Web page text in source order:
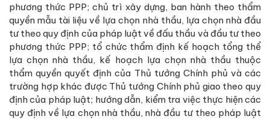
phương thức PPP; chủ trì xây dựng, ban hành theo thẩm
quyền mẫu tài liệu về lựa chọn nhà thầu, lựa chọn nhà đầu
tư theo quy định của pháp luật về đấu thầu và đầu tư theo
phương thức PPP; tổ chức thẩm định kế hoạch tổng thể
lựa chọn nhà thầu, kế hoạch lựa chọn nhà thầu thuộc
thẩm quyền quyết định của Thủ tướng Chính phủ và các
trường hợp khác được Thủ tướng Chính phủ giao theo quy
định của pháp luật; hướng dẫn, kiểm tra việc thực hiện các
quy định về lựa chọn nhà thầu, nhà đầu tư theo pháp luật